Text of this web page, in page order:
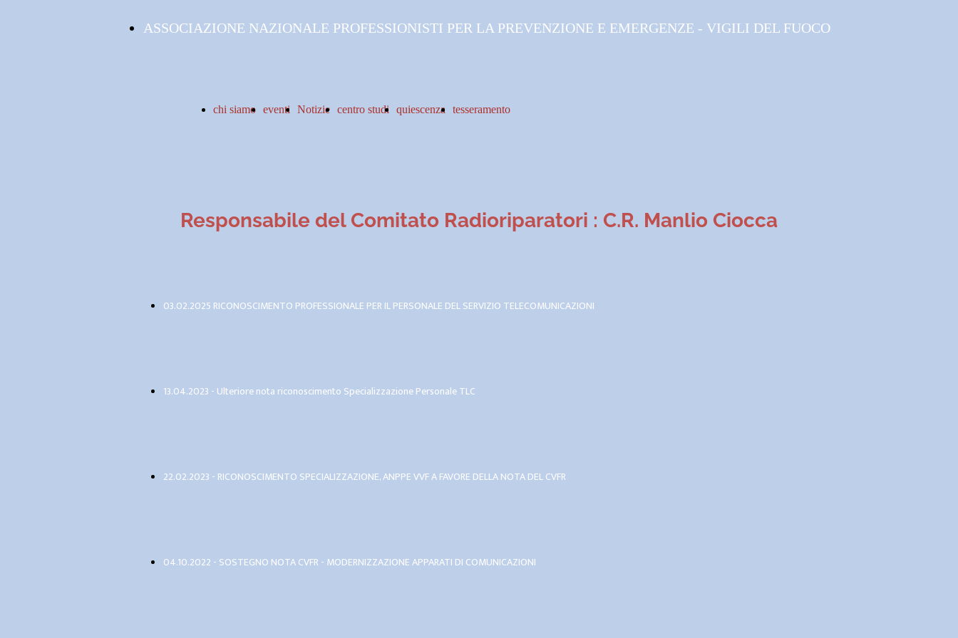
ASSOCIAZIONE NAZIONALE PROFESSIONISTI PER LA PREVENZIONE E EMERGENZE - VIGILI DEL FUOCO
chi siamo eventi Notizie centro studi quiescenza tesseramento
Responsabile del Comitato Radioriparatori : C.R. Manlio Ciocca
03.02.2025 RICONOSCIMENTO PROFESSIONALE PER IL PERSONALE DEL SERVIZIO TELECOMUNICAZIONI
13.04.2023 - Ulteriore nota riconoscimento Specializzazione Personale TLC
22.02.2023 - RICONOSCIMENTO SPECIALIZZAZIONE, ANPPE VVF A FAVORE DELLA NOTA DEL CVFR
04.10.2022 - SOSTEGNO NOTA CVFR - MODERNIZZAZIONE APPARATI DI COMUNICAZIONI